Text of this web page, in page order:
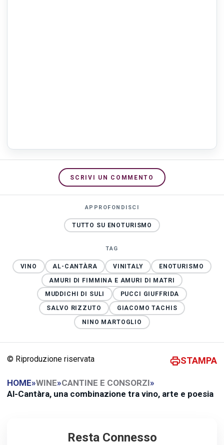
SCRIVI UN COMMENTO
APPROFONDISCI
TUTTO SU ENOTURISMO
TAG
VINO AL-CANTÀRA VINITALY
ENOTURISMO
AMURI DI FIMMINA E AMURI DI MATRI
MUDDICHI DI SULI
PUCCI GIUFFRIDA
SALVO RIZZUTO
GIACOMO TACHIS
NINO MARTOGLIO
© Riproduzione riservata STAMPA
HOME»WINE»CANTINE E CONSORZI»
Al-Cantàra, una combinazione tra vino, arte e poesia
Resta Connesso